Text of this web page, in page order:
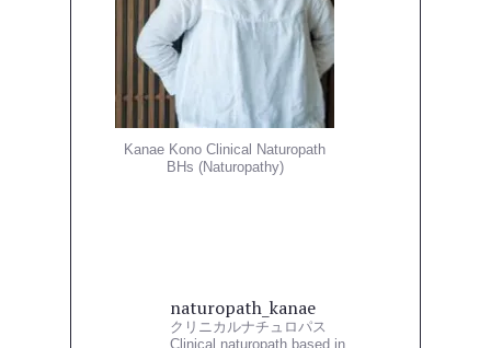
Kanae Kono Clinical Naturopath
BHs (Naturopathy)
naturopath_kanae
クリニカルナチュロパス
Clinical naturopath based in